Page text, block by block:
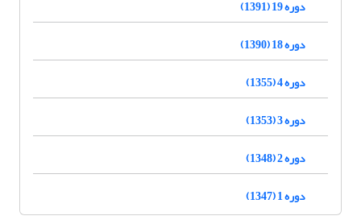
دوره 19 (1391)
دوره 18 (1390)
دوره 4 (1355)
دوره 3 (1353)
دوره 2 (1348)
دوره 1 (1347)